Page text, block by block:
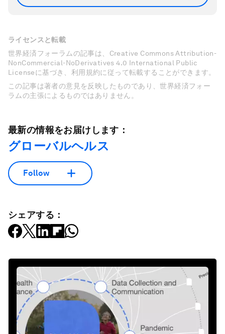
ライセンスと転載
世界経済フォーラムの記事は、Creative Commons Attribution-
NonCommercial-NoDerivatives 4.0 International Public
Licenseに基づき、利用規約に従って転載することができます。
この記事は著者の意見を反映したものであり、世界経済フォー
ラムの主張によるものではありません。
最新の情報をお届けします：
グローバルヘルス
Follow
シェアする：